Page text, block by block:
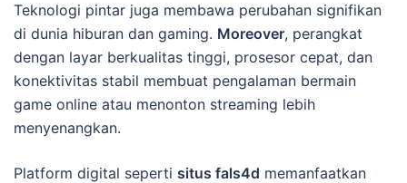
Teknologi pintar juga membawa perubahan signifikan
di dunia hiburan dan gaming. Moreover, perangkat
dengan layar berkualitas tinggi, prosesor cepat, dan
konektivitas stabil membuat pengalaman bermain
game online atau menonton streaming lebih
menyenangkan.
Platform digital seperti situs fals4d memanfaatkan